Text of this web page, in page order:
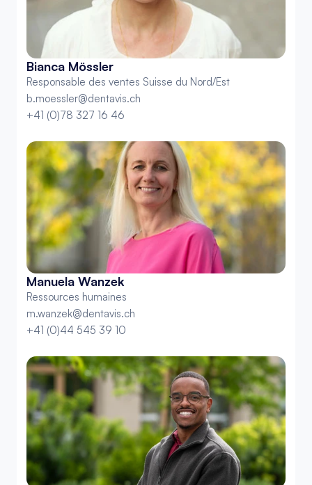
Bianca Mössler
Responsable des ventes Suisse du Nord/Est
b.moessler@dentavis.ch
+41 (0)78 327 16 46
Manuela Wanzek
Ressources humaines
m.wanzek@dentavis.ch
+41 (0)44 545 39 10